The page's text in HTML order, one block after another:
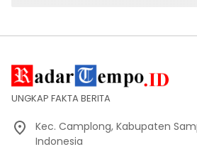
UNGKAP FAKTA BERITA
Kec. Camplong, Kabupaten
Indonesia